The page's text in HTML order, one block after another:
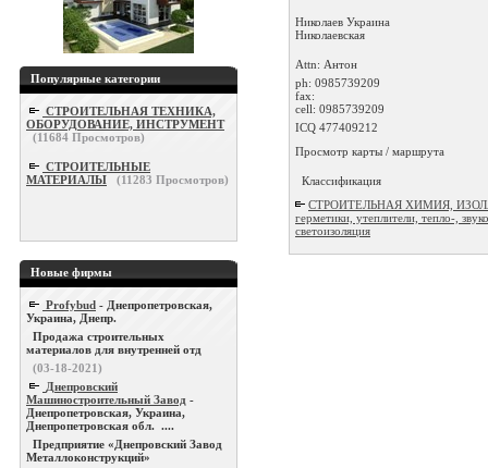
Популярные категории
СТРОИТЕЛЬНАЯ ТЕХНИКА,
ОБОРУДОВАНИЕ, ИНСТРУМЕНТ
(11684 Просмотров)
СТРОИТЕЛЬНЫЕ
МАТЕРИАЛЫ
(11283 Просмотров)
Новые фирмы
Profybud - Днепропетровская,
Украина, Днепр.
Продажа строительных
материалов для внутренней отд
(03-18-2021)
Днепровский
Машиностроительный Завод -
Днепропетровская, Украина,
Днепропетровская обл. ....
Предприятие «Днепровский Завод
Металлоконструкций»
Николаев Украина
Николаевская
Attn: Антон
ph: 0985739209
fax:
cell: 0985739209
ICQ 477409212
Просмотр карты / маршрута
Классификация
СТРОИТЕЛЬНАЯ ХИМИЯ,
герметики, утеплители, тепло-,
светоизоляция